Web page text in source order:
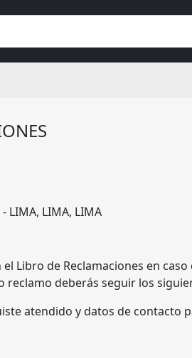
- LIMA, LIMA, LIMA
Libro de Reclamaciones en
deberás seguir los
atendido y datos de contacto